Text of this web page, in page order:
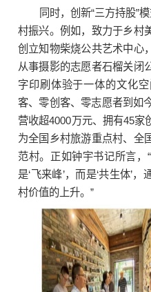
同时，创新“三方持股”
村振兴。例如，致力于乡村
创立知物柴烧公共艺术中心
从事摄影的志愿者石榴关闭
字印刷体验于一体的文化
客、零创客、零志愿者到如
营收超4000万元、拥有45
为全国乡村旅游重点村、全
范村。正如钟宇书记所言
是‘飞来峰’，而是‘共生体’
村价值的上升。”